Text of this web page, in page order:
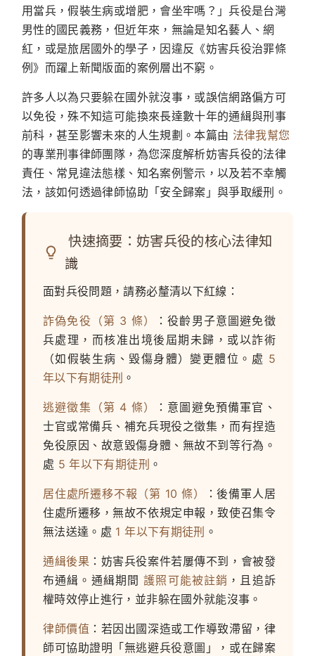
用當兵，假裝生病或增肥，會坐牢嗎？」兵役是台灣
男性的國民義務，但近年來，無論是知名藝人、網
紅，或是旅居國外的學子，因違反《妨害兵役治罪條
例》而躍上新聞版面的案例層出不窮。
許多人以為只要躲在國外就沒事，或誤信網路偏方可
以免役，殊不知這可能換來長達數十年的通緝與刑事
前科，甚至影響未來的人生規劃。本篇由 法律我幫您
的專業刑事律師團隊，為您深度解析妨害兵役的法律
責任、常見違法態樣、知名案例警示，以及若不幸觸
法，該如何透過律師協助「安全歸案」與爭取緩刑。
快速摘要：妨害兵役的核心法律知
識
面對兵役問題，請務必釐清以下紅線：
詐偽免役（第 3 條）
：役齡男子意圖避免徵
兵處理，而核准出境後屆期未歸，或以詐術
（如假裝生病、毀傷身體）變更體位。處 5
年以下有期徒刑 。
逃避徵集（第 4 條）
：意圖避免預備軍官、
士官或常備兵、補充兵現役之徵集，而有捏造
免役原因、故意毀傷身體、無故不到等行為。
處 5 年以下有期徒刑 。
居住處所遷移不報（第 10 條）
：後備軍人居
住處所遷移，無故不依規定申報，致使召集令
無法送達。處 1 年以下有期徒刑 。
通緝後果 ：妨害兵役案件若屢傳不到，會被發
布通緝。通緝期間護照可能被註銷 ，且追訴
權時效停止進行，並非躲在國外就能沒事。
律師價值 ：若因出國深造或工作導致滯留，律
師可協助證明「無逃避兵役意圖」，或在歸案